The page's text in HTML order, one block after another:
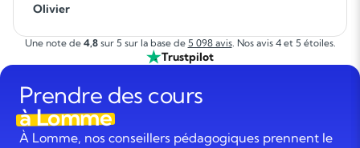
Olivier
Une note de 4,8sur 5 sur la base de 5 098 avis. Nos avis 4 et 5 étoiles.
Trustpilot
Prendre des cours
à Lomme
À Lomme, nos conseillers pédagogiques prennent le